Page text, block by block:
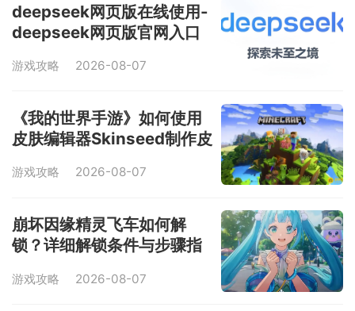
deepseek网页版在线使用-
deepseek网页版官网入口
游戏攻略 2026-08-07
《我的世界手游》如何使用
皮肤编辑器Skinseed制作皮
游戏攻略 2026-08-07
崩坏因缘精灵飞车如何解
锁？详细解锁条件与步骤指
游戏攻略 2026-08-07